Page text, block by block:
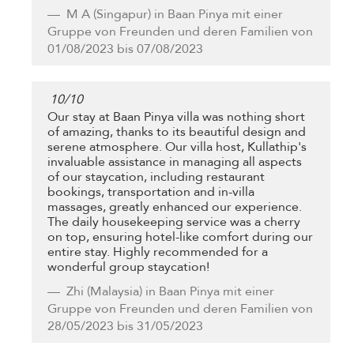
M A (Singapur) in Baan Pinya mit einer
Gruppe von Freunden und deren Familien von
01/08/2023 bis 07/08/2023
10/10
Our stay at Baan Pinya villa was nothing short
of amazing, thanks to its beautiful design and
serene atmosphere. Our villa host, Kullathip's
invaluable assistance in managing all aspects
of our staycation, including restaurant
bookings, transportation and in-villa
massages, greatly enhanced our experience.
The daily housekeeping service was a cherry
on top, ensuring hotel-like comfort during our
entire stay. Highly recommended for a
wonderful group staycation!
Zhi (Malaysia) in Baan Pinya mit einer
Gruppe von Freunden und deren Familien von
28/05/2023 bis 31/05/2023